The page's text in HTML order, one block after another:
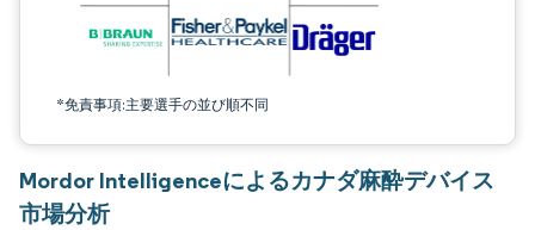
*免責事項:主要選手の並び順不同
Mordor Intelligenceによるカナダ麻酔デバイス
市場分析